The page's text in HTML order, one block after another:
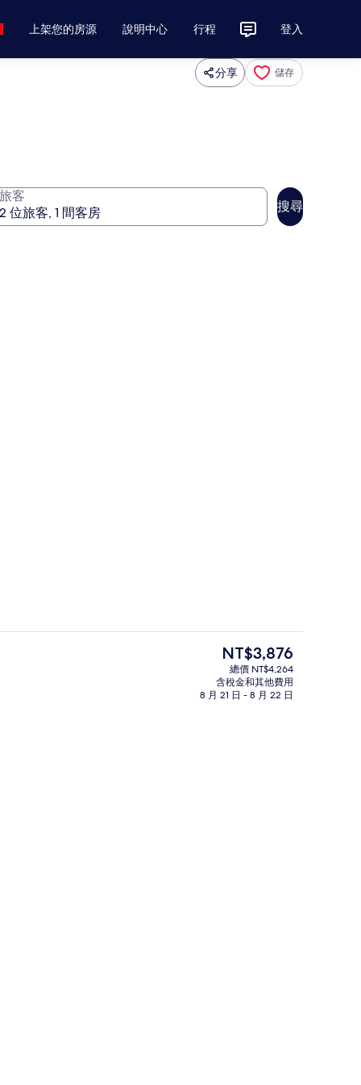
上架您的房源 說明中心 行程 登入
分享 儲存
旅客
搜尋
高級寢具、迷你吧、客房內保險箱、
目
前
的
價
NT$3,876
總價 NT$4,264
含稅金和其他費用
8 月 21 日 - 8 月 22 日